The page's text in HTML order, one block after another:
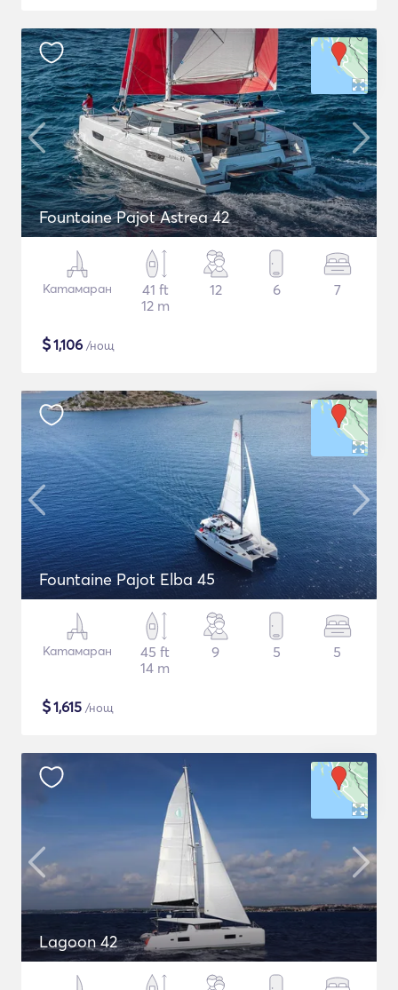
Fountaine Pajot Astrea 42
Катамаран
41 ft
12 m
12 6 7
$1,106 /нощ
Fountaine Pajot Elba 45
Катамаран
45 ft
14 m
9 5 5
$1,615 /нощ
Lagoon 42